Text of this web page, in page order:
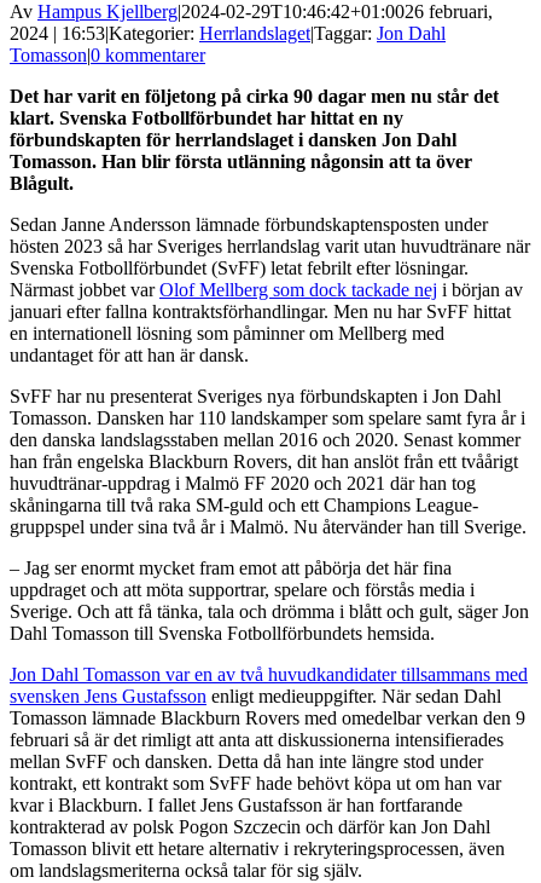
Av Hampus Kjellberg|2024-02-29T10:46:42+01:0026 februari,
2024 | 16:53|Kategorier: Herrlandslaget|Taggar: Jon Dahl
Tomasson|0 kommentarer
Det har varit en följetong på cirka 90 dagar men nu står det
klart. Svenska Fotbollförbundet har hittat en ny
förbundskapten för herrlandslaget i dansken Jon Dahl
Tomasson. Han blir första utlänning någonsin att ta över
Blågult.
Sedan Janne Andersson lämnade förbundskaptensposten under
hösten 2023 så har Sveriges herrlandslag varit utan huvudtränare när
Svenska Fotbollförbundet (SvFF) letat febrilt efter lösningar.
Närmast jobbet varOlof Mellberg som dock tackade nej i början av
januari efter fallna kontraktsförhandlingar. Men nu har SvFF hittat
en internationell lösning som påminner om Mellberg med
undantaget för att han är dansk.
SvFF har nu presenterat Sveriges nya förbundskapten i Jon Dahl
Tomasson. Dansken har 110 landskamper som spelare samt fyra år i
den danska landslagsstaben mellan 2016 och 2020. Senast kommer
han från engelska Blackburn Rovers, dit han anslöt från ett tvåårigt
huvudtränar-uppdrag i Malmö FF 2020 och 2021 där han tog
skåningarna till två raka SM-guld och ett Champions League-
gruppspel under sina två år i Malmö. Nu återvänder han till Sverige.
– Jag ser enormt mycket fram emot att påbörja det här fina
uppdraget och att möta supportrar, spelare och förstås media i
Sverige. Och att få tänka, tala och drömma i blått och gult, säger Jon
Dahl Tomasson till Svenska Fotbollförbundets hemsida.
Jon Dahl Tomasson var en av två huvudkandidater tillsammans med
svensken Jens Gustafsson enligt medieuppgifter. När sedan Dahl
Tomasson lämnade Blackburn Rovers med omedelbar verkan den 9
februari så är det rimligt att anta att diskussionerna intensifierades
mellan SvFF och dansken. Detta då han inte längre stod under
kontrakt, ett kontrakt som SvFF hade behövt köpa ut om han var
kvar i Blackburn. I fallet Jens Gustafsson är han fortfarande
kontrakterad av polsk Pogon Szczecin och därför kan Jon Dahl
Tomasson blivit ett hetare alternativ i rekryteringsprocessen, även
om landslagsmeriterna också talar för sig själv.